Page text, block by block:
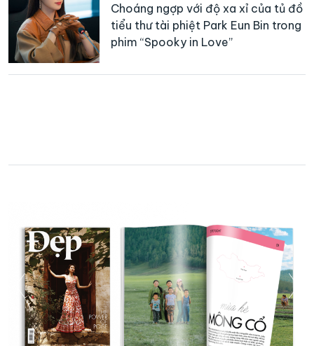
Choáng ngợp với độ xa xỉ của tủ đồ
tiểu thư tài phiệt Park Eun Bin trong
phim “Spooky in Love”